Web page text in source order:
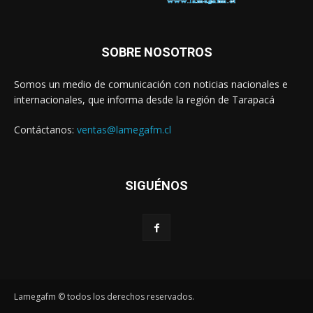
SOBRE NOSOTROS
Somos un medio de comunicación con noticias nacionales e
internacionales, que informa desde la región de Tarapacá
Contáctanos: ventas@lamegafm.cl
SIGUÉNOS
Lamegafm © todos los derechos reservados.